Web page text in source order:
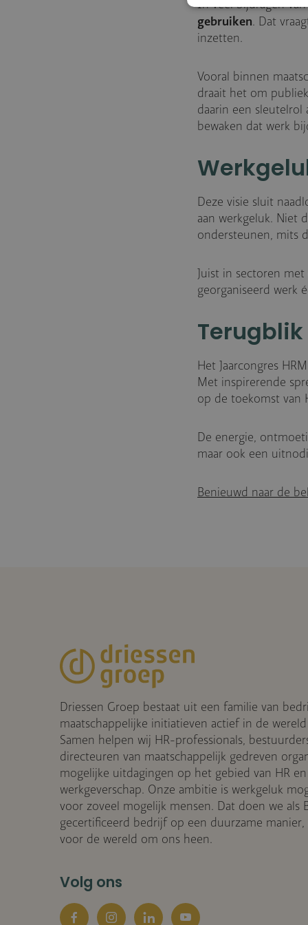
In veel bijdragen
gebruiken. Dat
inzetten.
Vooral binnen
draait het om
daarin een
bewaken dat werk
Deze visie sluit
aan werkgeluk. Niet
ondersteunen, mits
Juist in sectoren met
georganiseerd werk
Het Jaarcongres
Met inspirerende
op de toekomst van
De energie,
maar ook een
Benieuwd naar de
Driessen Groep bestaat uit een familie van
maatschappelijke initiatieven actief in de
Samen helpen wij HR-professionals,
directeuren van maatschappelijk gedreven
mogelijke uitdagingen op het gebied van HR en
werkgeverschap. Onze ambitie is werkgeluk
voor zoveel mogelijk mensen. Dat doen we als
gecertificeerd bedrijf op een duurzame manier,
voor de wereld om ons heen.
Volg ons